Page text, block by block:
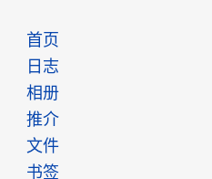
首页
日志
相册
推介
文件
书签